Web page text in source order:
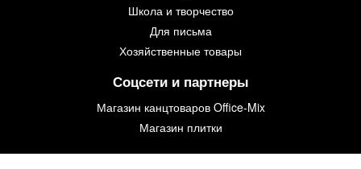
Школа и творчество
Для письма
Хозяйственные товары
Соцсети и партнеры
Магазин канцтоваров Office-Mix
Магазин плитки